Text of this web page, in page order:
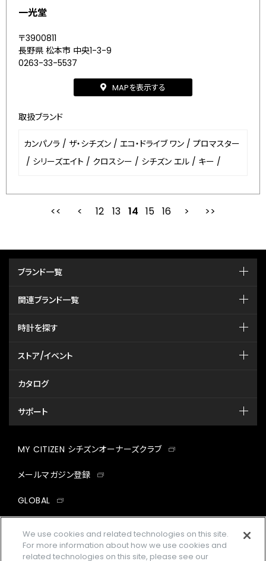
一光堂
〒3900811
長野県 松本市 中央1-3-9
0263-33-5537
MAPを表示する
取扱ブランド
カンパノラ / ザ・シチズン / エコ・ドライブ ワン / プロマスター
/ シリーズエイト / クロスシー / シチズン エル / キー /
最初 前
12 13 14 15 16
ブランド一覧
関連ブランド一覧
時計を探す
ストア/イベント
カタログ
サポート
MY CITIZEN シチズンオーナーズクラブ
メールマガジン登録
GLOBAL
facebookinstagramtwitter
We use cookies and related technologies on this site.
For more information about how we use cookies and
related technologies on this site, please see our